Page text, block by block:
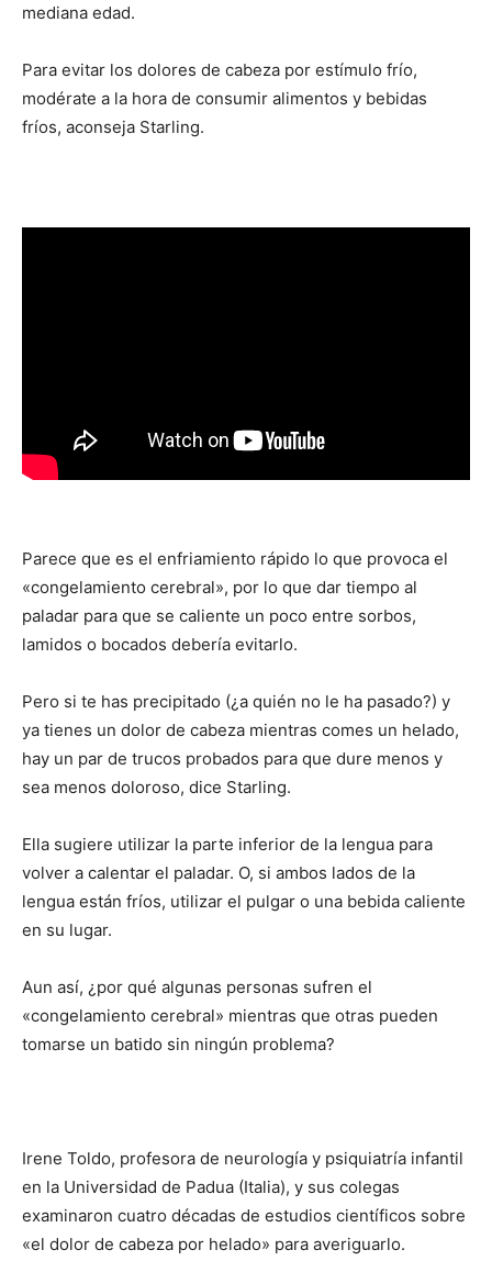
mediana edad.
Para evitar los dolores de cabeza por estímulo frío,
modérate a la hora de consumir alimentos y bebidas
fríos, aconseja Starling.
Parece que es el enfriamiento rápido lo que provoca el
«congelamiento cerebral», por lo que dar tiempo al
paladar para que se caliente un poco entre sorbos,
lamidos o bocados debería evitarlo.
Pero si te has precipitado (¿a quién no le ha pasado?) y
ya tienes un dolor de cabeza mientras comes un helado,
hay un par de trucos probados para que dure menos y
sea menos doloroso, dice Starling.
Ella sugiere utilizar la parte inferior de la lengua para
volver a calentar el paladar. O, si ambos lados de la
lengua están fríos, utilizar el pulgar o una bebida caliente
en su lugar.
Aun así, ¿por qué algunas personas sufren el
«congelamiento cerebral» mientras que otras pueden
tomarse un batido sin ningún problema?
Irene Toldo, profesora de neurología y psiquiatría infantil
en la Universidad de Padua (Italia), y sus colegas
examinaron cuatro décadas de estudios científicos sobre
«el dolor de cabeza por helado» para averiguarlo.